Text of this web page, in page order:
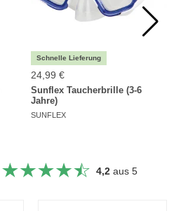
24,99 €
Sunflex Taucherbrille (3-6
Jahre)
SUNFLEX
4,2 aus 5